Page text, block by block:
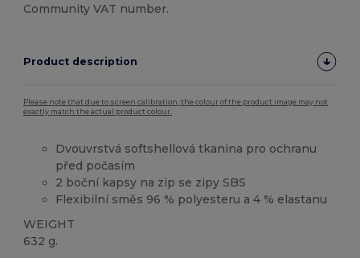
Community VAT number.
Product description
Please note that due to screen calibration, the colour of the product image may not
exactly match the actual product colour.
Dvouvrstvá softshellová tkanina pro ochranu
před počasím
2 boční kapsy na zip se zipy SBS
Flexibilní směs 96 % polyesteru a 4 % elastanu
WEIGHT
632 g.